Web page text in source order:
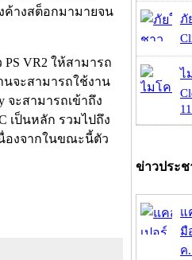
ค้างสต็อกมามายจน
VR2 ให้สามารถ
นจะสามารถใช้งาน
จะสามารถเข้าถึง
เป็นหลัก รวมไปถึง
องจากในขณะนี้ตัว
ภั
ไ
ข่าวประ
แ
มื
ค